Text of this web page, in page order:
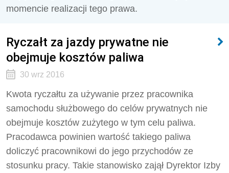
momencie realizacji tego prawa.
Ryczałt za jazdy prywatne nie
obejmuje kosztów paliwa
30 wrz 2016
Kwota ryczałtu za używanie przez pracownika
samochodu służbowego do celów prywatnych nie
obejmuje kosztów zużytego w tym celu paliwa.
Pracodawca powinien wartość takiego paliwa
doliczyć pracownikowi do jego przychodów ze
stosunku pracy. Takie stanowisko zajął Dyrektor Izby